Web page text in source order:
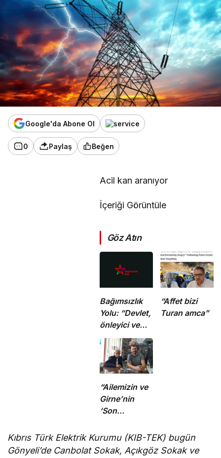
Google'da Abone Ol
0 Paylaş Beğen
Acil kan aranıyor
İçeriği Görüntüle
Göz Atın
Bağımsızlık
Yolu: “Devlet,
önleyici ve
koruyucu
sorumluluklarını
yerine
getirmeli”
“Affet bizi
Turan amca”
“Ailemizin ve
Girne’nin
‘Son
kaybettik”
Kıbrıs Türk Elektrik Kurumu (KIB-TEK) bugün
Gönyeli’de Canbolat Sokak, Açıkgöz Sokak ve